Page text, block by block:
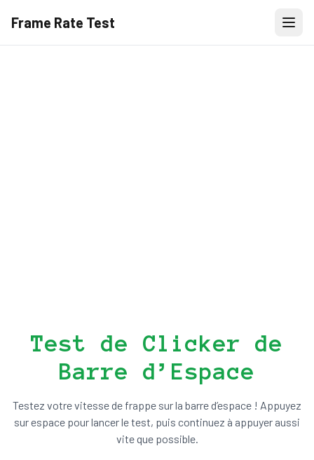
Frame Rate Test
Test de Clicker de
Barre d’Espace
Testez votre vitesse de frappe sur la barre d’espace ! Appuyez
sur espace pour lancer le test, puis continuez à appuyer aussi
vite que possible.